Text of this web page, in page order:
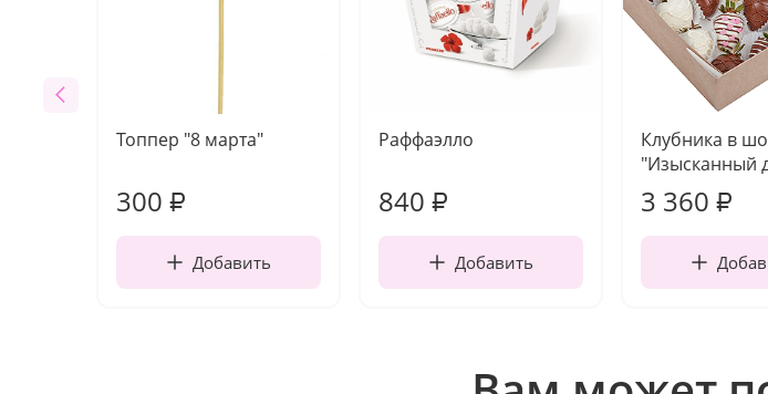
Топпер "8 марта"
300 ₽
Добавить
Раффаэлло
840 ₽
Добавить
Клубника в
"Изысканный
3 360 ₽